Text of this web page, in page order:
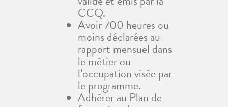
CCQ.
Avoir 700 heures ou
moins déclarées au
rapport mensuel dans
le métier ou
l’occupation visée par
le programme.
Adhérer au Plan de